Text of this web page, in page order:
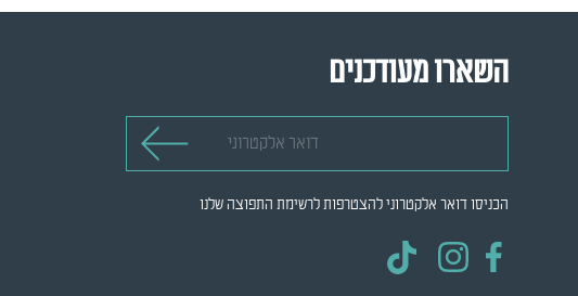
השארו מעודכנים
הכניסו דואר אלקטרוני להצטרפות לרשימת התפוצה שלנו